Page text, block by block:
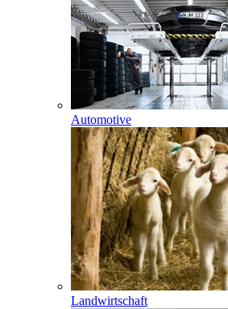
Automotive
Landwirtschaft